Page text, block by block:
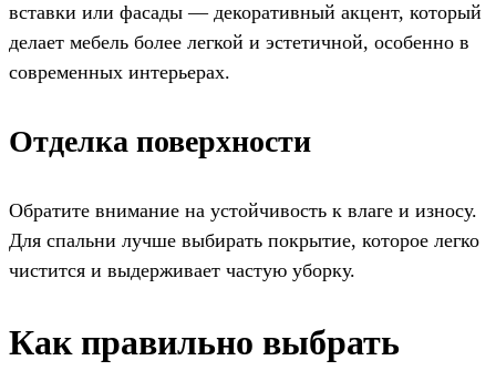
вставки или фасады — декоративный акцент, который
делает мебель более легкой и эстетичной, особенно в
современных интерьерах.
Отделка поверхности
Обратите внимание на устойчивость к влаге и износу.
Для спальни лучше выбирать покрытие, которое легко
чистится и выдерживает частую уборку.
Как правильно выбрать